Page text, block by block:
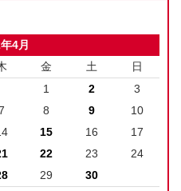
4月
金 土 日
1 2
3
8 9
10
15 16
17
22 23
24
29 30